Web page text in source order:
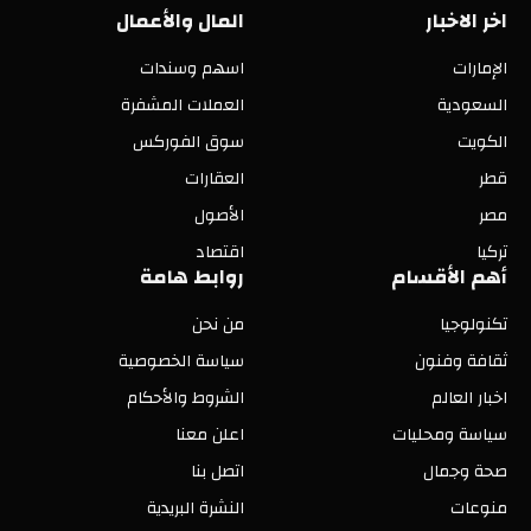
اخر الاخبار
الإمارات
السعودية
الكويت
قطر
مصر
تركيا
المال والأعمال
اسهم وسندات
العملات المشفرة
سوق الفوركس
العقارات
الأصول
اقتصاد
أهم الأقسام
تكنولوجيا
ثقافة وفنون
اخبار العالم
سياسة ومحليات
صحة وجمال
منوعات
روابط هامة
من نحن
سياسة الخصوصية
الشروط والأحكام
اعلن معنا
اتصل بنا
النشرة البريدية